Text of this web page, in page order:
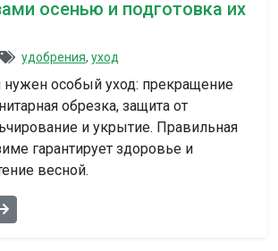
осенью и подготовка их
удобрения, уход
особый уход: прекращение
обрезка, защита от
и укрытие. Правильная
гарантирует здоровье и
весной.